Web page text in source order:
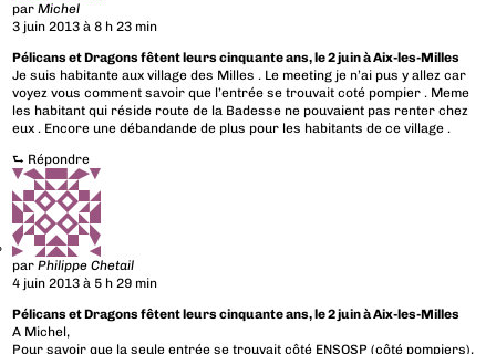
parMichel
3 juin 2013 à 8 h 23 min
Pélicans et Dragons fêtent leurs cinquante ans, le 2 juin à Aix-les-Milles
Je suis habitante aux village des Milles . Le meeting je n’ai pus y allez car
voyez vous comment savoir que l’entrée se trouvait coté pompier . Meme
les habitant qui réside route de la Badesse ne pouvaient pas renter chez
eux . Encore une débandande de plus pour les habitants de ce village .
⮑ Répondre
parPhilippe Chetail
4 juin 2013 à 5 h 29 min
Pélicans et Dragons fêtent leurs cinquante ans, le 2 juin à Aix-les-Milles
A Michel,
Pour savoir que la seule entrée se trouvait côté ENSOSP (côté pompiers),